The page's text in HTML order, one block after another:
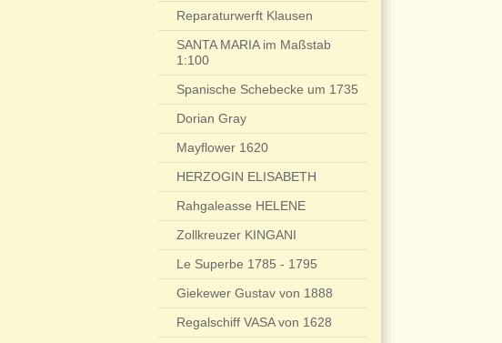
Reparaturwerft Klausen
SANTA MARIA im Maßstab
1:100
Spanische Schebecke um 1735
Dorian Gray
Mayflower 1620
HERZOGIN ELISABETH
Rahgaleasse HELENE
Zollkreuzer KINGANI
Le Superbe 1785 - 1795
Giekewer Gustav von 1888
Regalschiff VASA von 1628